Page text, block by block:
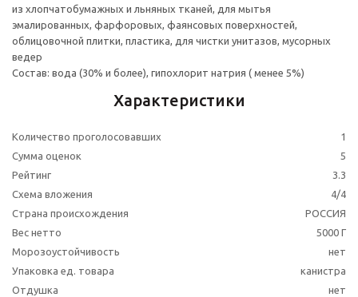
из хлопчатобумажных и льняных тканей, для мытья
эмалированных, фарфоровых, фаянсовых поверхностей,
облицовочной плитки, пластика, для чистки унитазов, мусорных
ведер
Состав: вода (30% и более), гипохлорит натрия ( менее 5%)
Характеристики
Количество проголосовавших
1
Сумма оценок
5
Рейтинг
3.3
Схема вложения
4/4
Страна происхождения
РОССИЯ
Вес нетто
5000 Г
Морозоустойчивость
нет
Упаковка ед. товара
канистра
Отдушка
нет